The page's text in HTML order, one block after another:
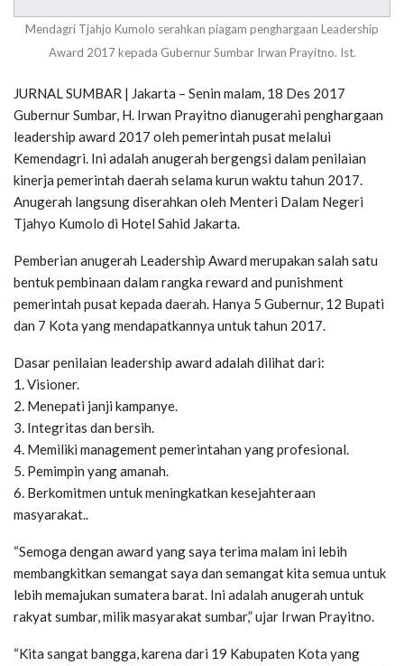
Mendagri Tjahjo Kumolo serahkan piagam penghargaan Leadership
Award 2017 kepada Gubernur Sumbar Irwan Prayitno. Ist.
JURNAL SUMBAR | Jakarta – Senin malam, 18 Des 2017
Gubernur Sumbar, H. Irwan Prayitno dianugerahi penghargaan
leadership award 2017 oleh pemerintah pusat melalui
Kemendagri. Ini adalah anugerah bergengsi dalam penilaian
kinerja pemerintah daerah selama kurun waktu tahun 2017.
Anugerah langsung diserahkan oleh Menteri Dalam Negeri
Tjahyo Kumolo di Hotel Sahid Jakarta.
Pemberian anugerah Leadership Award merupakan salah satu
bentuk pembinaan dalam rangka reward and punishment
pemerintah pusat kepada daerah. Hanya 5 Gubernur, 12 Bupati
dan 7 Kota yang mendapatkannya untuk tahun 2017.
Dasar penilaian leadership award adalah dilihat dari:
1. Visioner.
2. Menepati janji kampanye.
3. Integritas dan bersih.
4. Memiliki management pemerintahan yang profesional.
5. Pemimpin yang amanah.
6. Berkomitmen untuk meningkatkan kesejahteraan
masyarakat..
“Semoga dengan award yang saya terima malam ini lebih
membangkitkan semangat saya dan semangat kita semua untuk
lebih memajukan sumatera barat. Ini adalah anugerah untuk
rakyat sumbar, milik masyarakat sumbar,” ujar Irwan Prayitno.
“Kita sangat bangga, karena dari 19 Kabupaten Kota yang